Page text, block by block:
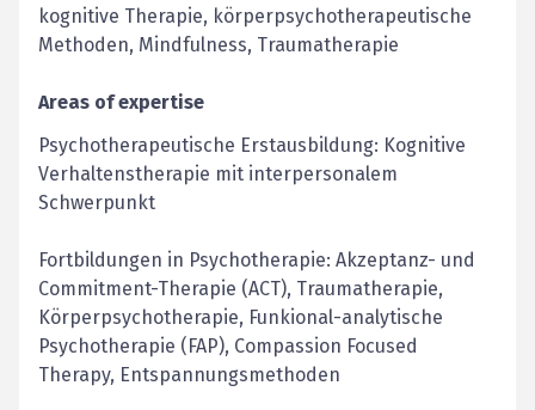
kognitive Therapie, körperpsychotherapeutische
Methoden, Mindfulness, Traumatherapie
Areas of expertise
Psychotherapeutische Erstausbildung: Kognitive
Verhaltenstherapie mit interpersonalem
Schwerpunkt
Fortbildungen in Psychotherapie: Akzeptanz- und
Commitment-Therapie (ACT), Traumatherapie,
Körperpsychotherapie, Funkional-analytische
Psychotherapie (FAP), Compassion Focused
Therapy, Entspannungsmethoden